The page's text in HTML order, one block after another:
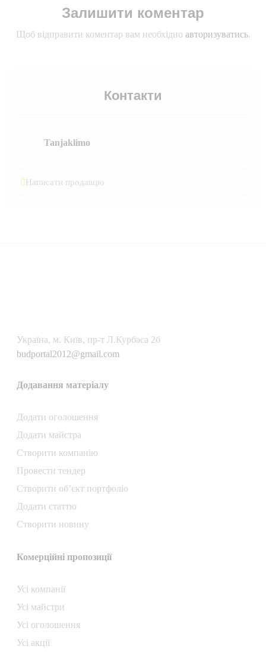
Залишити коментар
Щоб відправити коментар вам необхідно авторизуватись.
Контакти
Tanjaklimo
Написати продавцю
Українa, м. Київ, пр-т Л.Курбаса 2б
budportal2012@gmail.com
Додавання матеріалу
Додати oголошення
Додати майстра
Створити компанiю
Провести тендер
Створити об’єкт портфоліо
Додати статтю
Створити новину
Комерційні пропозиції
Усі компанії
Усі майстри
Усі оголошення
Усі акції